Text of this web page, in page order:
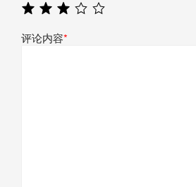
评论内容*